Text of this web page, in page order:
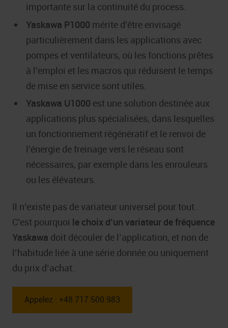
importante sur la continuité du process.
Yaskawa P1000 mérite d’être envisagé
particulièrement dans les applications avec
pompes et ventilateurs, où les fonctions prêtes
à l’emploi et les macros qui réduisent le temps
de mise en service sont utiles.
Yaskawa U1000 est une solution destinée aux
applications plus spécialisées, dans lesquelles
un fonctionnement régénératif et le renvoi de
l’énergie de freinage vers le réseau sont
nécessaires, par exemple dans les enrouleurs
ou les élévateurs.
Il n’existe pas de variateur universel pour tout.
C’est pourquoi le choix d’un variateur de fréquence
Yaskawa doit découler de l’application, et non de
l’habitude liée à une série donnée ou uniquement
du prix d’achat.
Appelez : +48 717 500 983